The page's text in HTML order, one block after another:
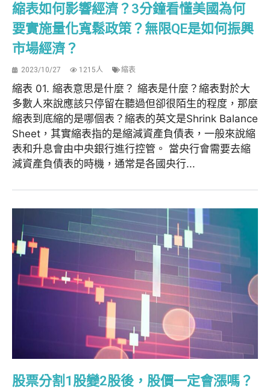
縮表如何影響經濟？3分鐘看懂美國為何
要實施量化寬鬆政策？無限QE是如何振興
市場經濟？
2023/10/27 1215人 縮表
縮表 01. 縮表意思是什麼？ 縮表是什麼？縮表對於大
多數人來說應該只停留在聽過但卻很陌生的程度，那麼
縮表到底縮的是哪個表？縮表的英文是Shrink Balance
Sheet，其實縮表指的是縮減資產負債表，一般來說縮
表和升息會由中央銀行進行控管。 當央行會需要去縮
減資產負債表的時機，通常是各國央行...
股票分割1股變2股後，股價一定會漲嗎？